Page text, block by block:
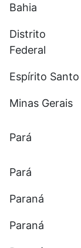
Bahia
Distrito
Federal
Espírito Santo
Minas Gerais
Pará
Pará
Paraná
Paraná